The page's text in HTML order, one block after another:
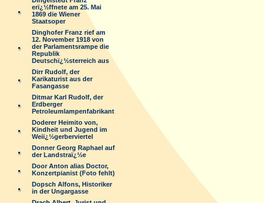
erï¿½ffnete am 25. Mai
1869 die Wiener
Staatsoper
Dinghofer Franz rief am
12. November 1918 von
der Parlamentsrampe die
Republik
Deutschï¿½sterreich aus
Dirr Rudolf, der
Karikaturist aus der
Fasangasse
Ditmar Karl Rudolf, der
Erdberger
Petroleumlampenfabrikant
Doderer Heimito von,
Kindheit und Jugend im
Weiï¿½gerberviertel
Donner Georg Raphael auf
der Landstraï¿½e
Door Anton alias Doctor,
Konzertpianist (Foto fehlt)
Dopsch Alfons, Historiker
in der Ungargasse